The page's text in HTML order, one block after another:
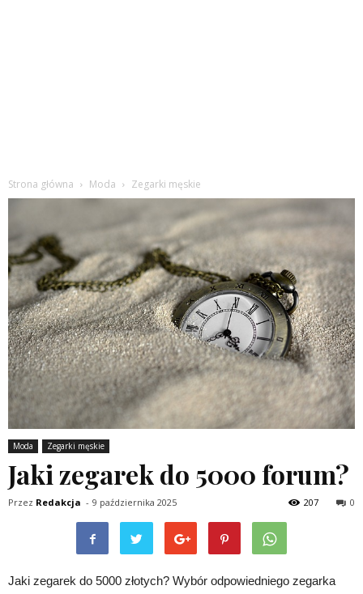
Strona główna Moda Zegarki męskie
Moda Zegarki męskie
Jaki zegarek do 5000 forum?
Przez Redakcja - 9 października 2025 0
207
Jaki zegarek do 5000 złotych? Wybór odpowiedniego zegarka